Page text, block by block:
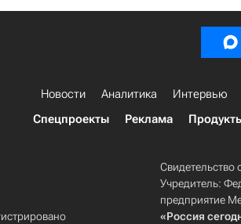
Новости Аналитика Интервью
Спецпроекты
Реклама
Учредитель:
предприятие
«Россия